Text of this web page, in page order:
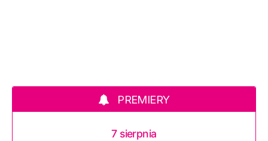
PREMIERY
7 sierpnia